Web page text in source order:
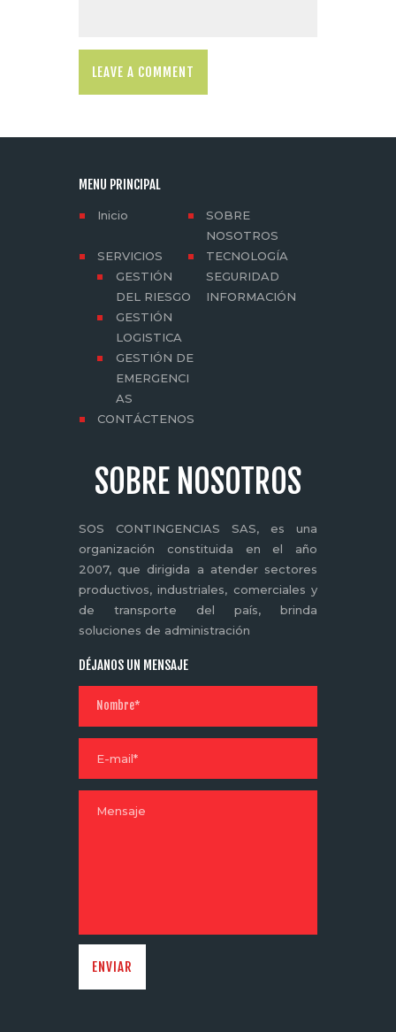
MENU PRINCIPAL
Inicio
SOBRE
NOSOTROS
SERVICIOS
GESTIÓN
DEL RIESGO
GESTIÓN
LOGISTICA
GESTIÓN DE
EMERGENCI
AS
TECNOLOGÍA
SEGURIDAD
INFORMACIÓN
CONTÁCTENOS
SOBRE NOSOTROS
SOS CONTINGENCIAS SAS, es una
organización constituida en el año
2007, que dirigida a atender sectores
productivos, industriales, comerciales y
de transporte del país, brinda
soluciones de administración
DÉJANOS UN MENSAJE